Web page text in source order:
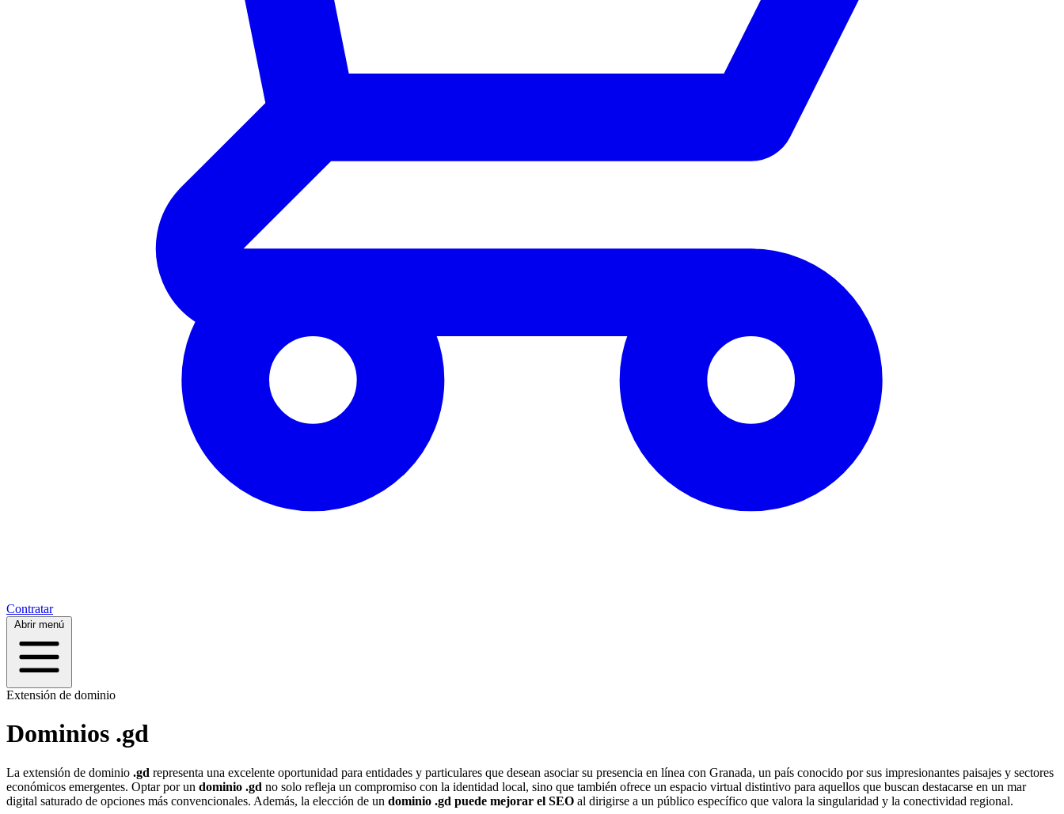
Contratar
Abrir menú
Extensión de dominio
Dominios .gd
La extensión de dominio .gd representa una excelente oportunidad para entidades y particulares que desean asociar su presencia en línea con Granada, un país conocido por sus impresionantes paisajes y sectores
económicos emergentes. Optar por un dominio .gd no solo refleja un compromiso con la identidad local, sino que también ofrece un espacio virtual distintivo para aquellos que buscan destacarse en un mar
digital saturado de opciones más convencionales. Además, la elección de un dominio .gd puede mejorar el SEO al dirigirse a un público específico que valora la singularidad y la conectividad regional.